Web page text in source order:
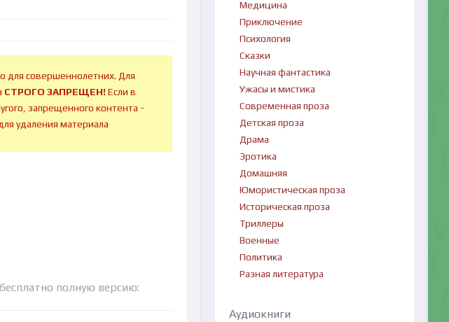
для совершеннолетних. Для
СТРОГО ЗАПРЕЩЕН!Если в
запрещенного контента -
для удаления материала
полную версию:
Медицина
Приключение
Психология
Сказки
Научная фантастика
Ужасы и мистика
Современная проза
Детская проза
Драма
Эротика
Домашняя
Юмористическая проза
Историческая проза
Триллеры
Военные
Политика
Разная литература
Аудиокниги